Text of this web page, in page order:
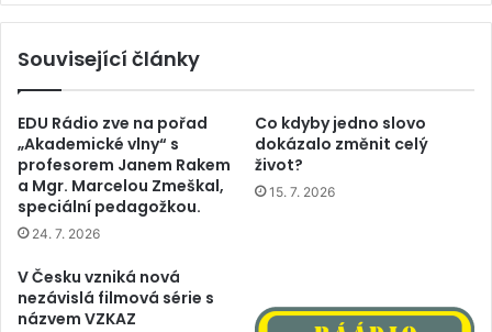
Související články
EDU Rádio zve na pořad
„Akademické vlny“ s
profesorem Janem Rakem
a Mgr. Marcelou Zmeškal,
speciální pedagožkou.
24. 7. 2026
Co kdyby jedno slovo
dokázalo změnit celý
život?
15. 7. 2026
V Česku vzniká nová
nezávislá filmová série s
názvem VZKAZ